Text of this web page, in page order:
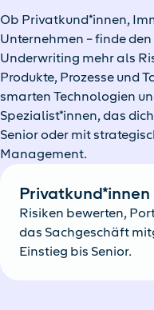
Ob Privatkund*innen,
Unternehmen – finde
Underwriting mehr als
Produkte, Prozesse und
smarten Technologien
Spezialist*innen, das
Senior oder mit
Management.
Privatkund*innen
Risiken bewerten,
das Sachgeschäft
Einstieg bis Senior.